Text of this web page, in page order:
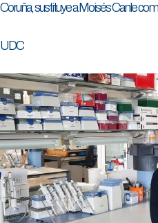
Coruña, sustituye a Moisés Canle
UDC